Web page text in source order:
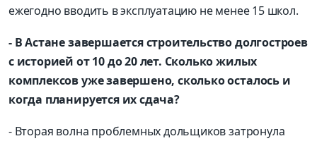
ежегодно вводить в эксплуатацию не менее 15 школ.
- В Астане завершается строительство долгостроев
с историей от 10 до 20 лет. Сколько жилых
комплексов уже завершено, сколько осталось и
когда планируется их сдача?
- Вторая волна проблемных дольщиков затронула